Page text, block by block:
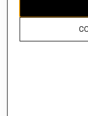
El contenido de esta